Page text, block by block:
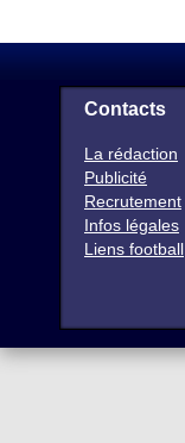
Contacts
La rédaction
Publicité
Recrutement
Infos légales
Liens football